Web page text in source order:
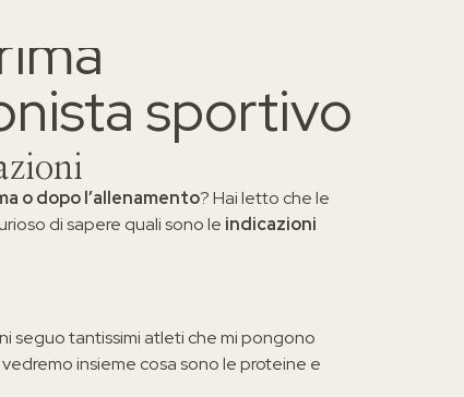
sportivo
o dopo l’allenamento? Hai letto che le
di sapere quali sono le indicazioni
seguo tantissimi atleti che mi pongono
insieme cosa sono le proteine e
il percorso